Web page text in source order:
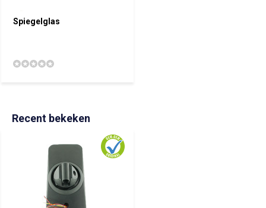
Spiegelglas
Recent bekeken